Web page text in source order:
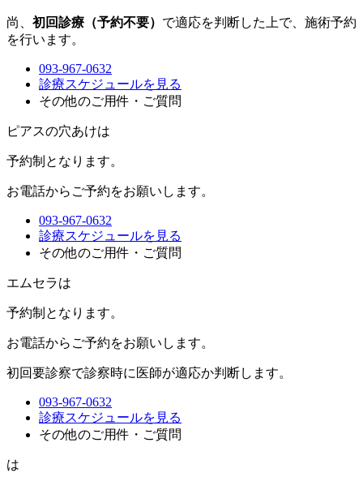
尚、 初回診療（予約不要） で適応を判断した上で、施術予約
を行います。
093-967-0632
診療スケジュールを見る
その他のご用件・ご質問
ピアスの穴あけは
予約制 となります。
お電話からご予約をお願いします。
093-967-0632
診療スケジュールを見る
その他のご用件・ご質問
エムセラは
予約制 となります。
お電話からご予約をお願いします。
初回要診察で診察時に医師が適応か判断します。
093-967-0632
診療スケジュールを見る
その他のご用件・ご質問
は